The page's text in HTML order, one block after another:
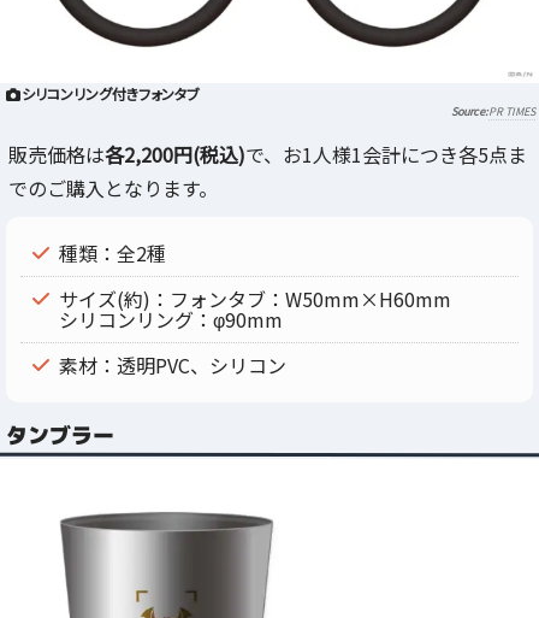
シリコンリング付きフォンタブ
PR TIMES
販売価格は各2,200円(税込)で、お1人様1会計につき各5点ま
でのご購入となります。
種類：全2種
サイズ(約)：フォンタブ：W50mm×H60mm
シリコンリング：φ90mm
素材：透明PVC、シリコン
タンブラー